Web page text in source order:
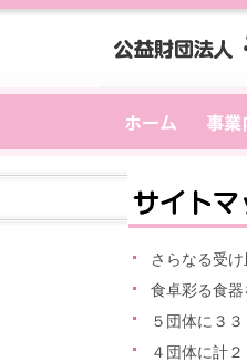
さらなる受
食卓彩る食
５団体に３
４団体に計